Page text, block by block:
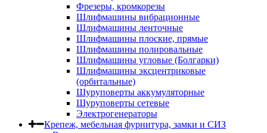
Фрезеры, кромкорезы
Шлифмашины вибрационные
Шлифмашины ленточные
Шлифмашины плоские, прямые
Шлифмашины полировальные
Шлифмашины угловые (Болгарки)
Шлифмашины эксцентриковые
(орбитальные)
Шуруповерты аккумуляторные
Шуруповерты сетевые
Электрогенераторы
Крепеж, мебельная фурнитура, замки и СИЗ